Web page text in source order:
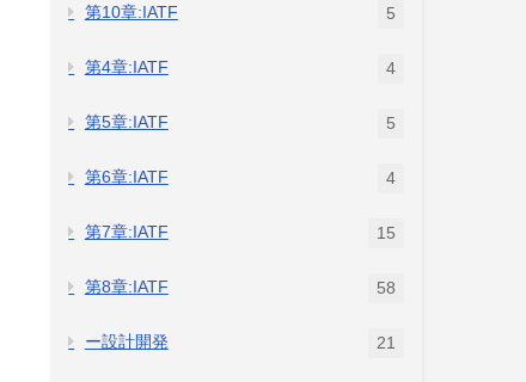
第10章:IATF 5
第4章:IATF 4
第5章:IATF 5
第6章:IATF 4
第7章:IATF 15
第8章:IATF 58
ー設計開発 21